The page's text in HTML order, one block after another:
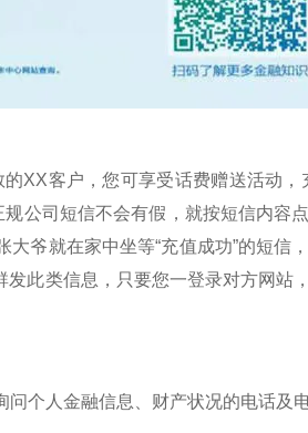
XX客户，您可享受话费赠送活动
公司短信不会有假，就按短信内容
爷就在家中坐等“充值成功”的短信
此类信息，只要您一登录对方网站
个人金融信息、财产状况的电话及电